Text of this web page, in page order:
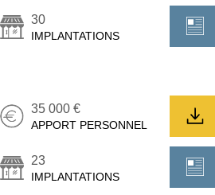
30
IMPLANTATIONS
35 000 €
APPORT PERSONNEL
23
IMPLANTATIONS